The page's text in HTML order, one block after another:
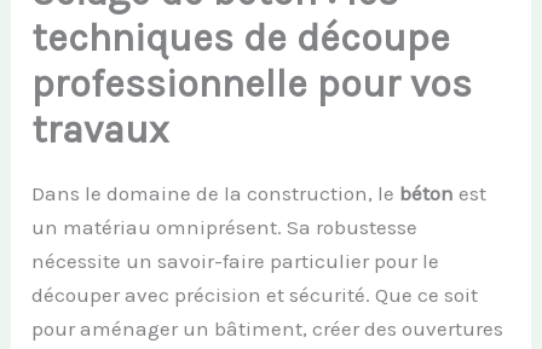
techniques de découpe
professionnelle pour vos
travaux
Dans le domaine de la construction, le béton est
un matériau omniprésent. Sa robustesse
nécessite un savoir-faire particulier pour le
découper avec précision et sécurité. Que ce soit
pour aménager un bâtiment, créer des ouvertures